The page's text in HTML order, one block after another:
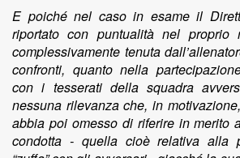
E poiché nel caso in esame il
riportato con puntualità nel proprio
complessivamente tenuta
confronti, quanto nella
con i tesserati della squadra
nessuna rilevanza che, in
abbia poi omesso di riferire in merito
condotta - quella cioè relativa alla